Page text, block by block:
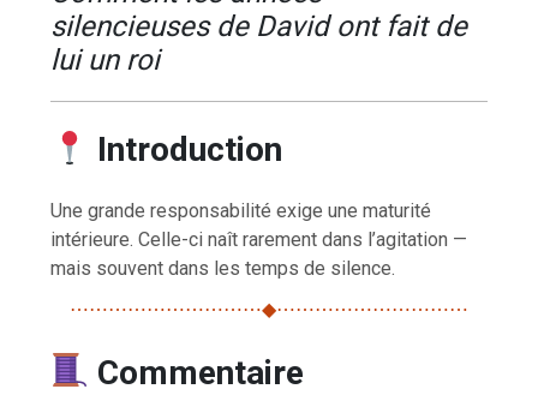
silencieuses de David ont fait de
lui un roi
Introduction
Une grande responsabilité exige une maturité
intérieure. Celle-ci naît rarement dans l’agitation —
mais souvent dans les temps de silence.
⋯⋯⋯⋯⋯⋯⋯⋯⋯⋯◆⋯⋯⋯⋯⋯⋯⋯⋯⋯⋯
Commentaire